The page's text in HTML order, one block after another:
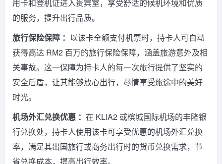
用卡和登机证进入贵宾室，享受舒适的候机环境和优质
的服务，提升出行品质。
旅行保险保障 ： 以该卡全额支付机票时，持卡人可自动
获得高达 RM2 百万的旅行保险保障，涵盖旅游意外及相
关事故。这一保障为持卡人的每一次旅行提供了坚实的
安全后盾，让其能够放心出行，尽情享受旅途中的美好
时光。
机场外汇兑换优惠 ： 在 KLIA2 或槟城国际机场的丰隆银
行兑换处，持卡人使用该卡可享受优惠的机场外汇兑换
率，满足其出国旅行或商务出行时的货币兑换需求，节
省兑换成本，提高出行效率。